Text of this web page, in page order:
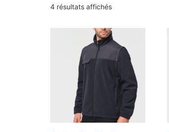
4 résultats affichés